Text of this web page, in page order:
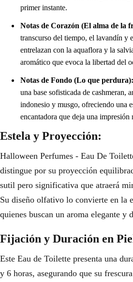
primer instante.
Notas de Corazón (El alma de la
transcurso del tiempo, el lavandín y
entrelazan con la aquaflora y la
aromático que evoca la libertad del
Notas de Fondo (Lo que perdura):
una base sofisticada de cashmeran,
indonesio y musgo, ofreciendo una
encantadora que deja una impresión
Estela y Proyección:
Halloween Perfumes - Eau De
distingue por su proyección
sutil pero significativa que atraerá
Su diseño olfativo lo convierte en la
quienes buscan un aroma elegante y
Fijación y Duración en
Este Eau de Toilette presenta una
y 6 horas, asegurando que su